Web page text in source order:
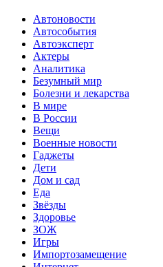
Автоновости
Автособытия
Автоэксперт
Актеры
Аналитика
Безумный мир
Болезни и лекарства
В мире
В России
Вещи
Военные новости
Гаджеты
Дети
Дом и сад
Еда
Звёзды
Здоровье
ЗОЖ
Игры
Импортозамещение